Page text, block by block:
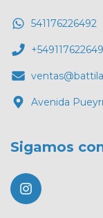
541176226492
Avenida
Sigamos